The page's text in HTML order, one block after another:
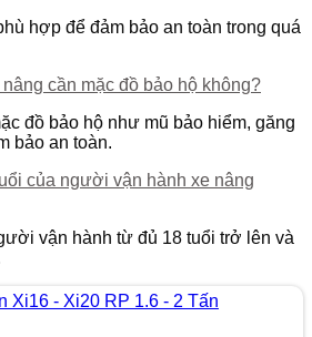
hợp để đảm bảo an toàn trong quá
cần mặc đồ bảo hộ không?
đồ bảo hộ như mũ bảo hiểm, găng
bảo an toàn.
của người vận hành xe nâng
vận hành từ đủ 18 tuổi trở lên và